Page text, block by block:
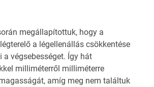
megállapítottuk, hogy a
a légellenállás csökkentése
a végsebességet. Így hát
milliméterről milliméterre
amíg meg nem találtuk